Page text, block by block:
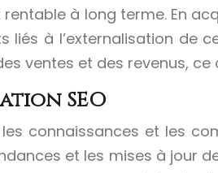
à long terme. En
à l’externalisation de
ventes et des revenus,
SEO
connaissances et les
et les mises à jour